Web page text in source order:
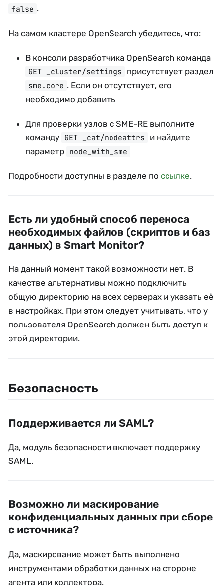
false .
На самом кластере OpenSearch убедитесь, что:
В консоли разработчика OpenSearch команда
GET _cluster/settings присутствует раздел
sme.core . Если он отсутствует, его
необходимо добавить
Для проверки узлов с SME-RE выполните
команду GET _cat/nodeattrs
и найдите
параметр node_with_sme
Подробности доступны в разделе по ссылке.
Есть ли удобный способ переноса
необходимых файлов (скриптов и баз
данных) в Smart Monitor?
На данный момент такой возможности нет. В
качестве альтернативы можно подключить
общую директорию на всех серверах и указать её
в настройках. При этом следует учитывать, что у
пользователя OpenSearch должен быть доступ к
этой директории.
Безопасность
Поддерживается ли SAML?
Да, модуль безопасности включает поддержку
SAML.
Возможно ли маскирование
конфиденциальных данных при сборе
с источника?
Да, маскирование может быть выполнено
инструментами обработки данных на стороне
агента или коллектора.